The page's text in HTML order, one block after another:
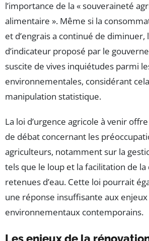
l’importance de la « souveraineté
alimentaire ». Même si la
et d’engrais a continué de
d’indicateur proposé par le
suscite de vives inquiétudes parmi
environnementales, considérant
manipulation statistique.
La loi d’urgence agricole à venir
de débat concernant les
agriculteurs, notamment sur la
tels que le loup et la facilitation de
retenues d’eau. Cette loi pourrait
une réponse insuffisante aux enjeux
environnementaux contemporains.